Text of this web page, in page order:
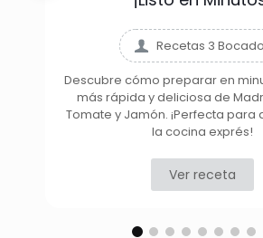
Recetas 3
Descubre cómo preparar en
más rápida y deliciosa de
Tomate y Jamón. ¡Perfecta para
la cocina exprés!
Ver receta